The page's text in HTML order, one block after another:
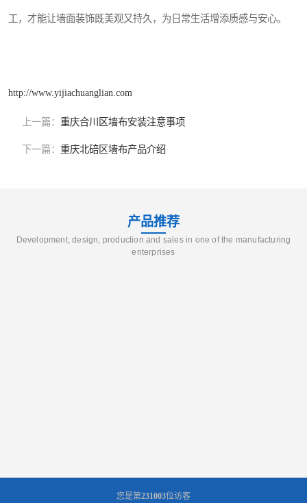
工，才能让墙面装饰既美观又持久，为日常生活增添质感与安心。
http://www.yijiachuanglian.com
上一篇： 重庆合川区墙布安装注意事项
下一篇： 重庆北碚区墙布产品介绍
产品推荐
Development, design, production and sales in one of the manufacturing
enterprises
您是第231003位访客